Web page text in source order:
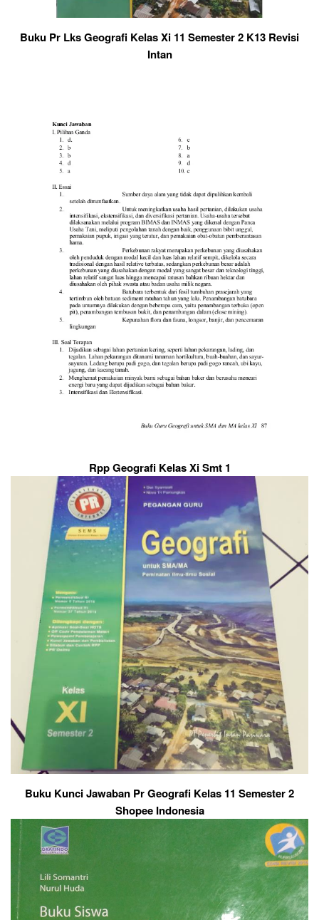
Buku Pr Lks Geografi Kelas Xi 11 Semester 2 K13 Revisi
Intan
Rpp Geografi Kelas Xi Smt 1
Buku Kunci Jawaban Pr Geografi Kelas 11 Semester 2
Shopee Indonesia